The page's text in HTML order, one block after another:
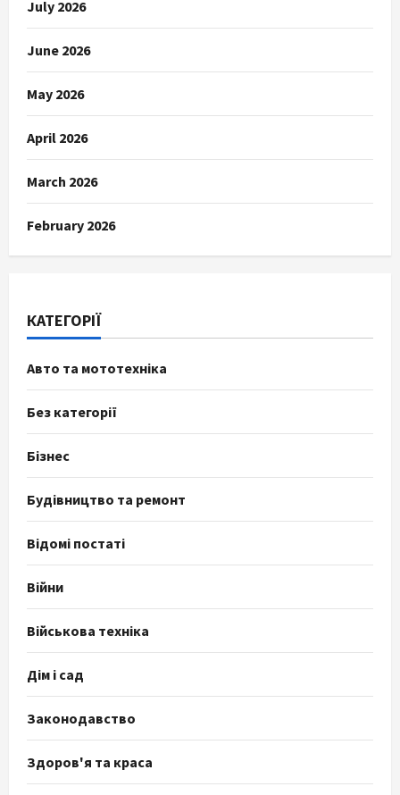
July 2026
June 2026
May 2026
April 2026
March 2026
February 2026
КАТЕГОРІЇ
Авто та мототехніка
Без категорії
Бізнес
Будівництво та ремонт
Відомі постаті
Війни
Військова техніка
Дім і сад
Законодавство
Здоров'я та краса